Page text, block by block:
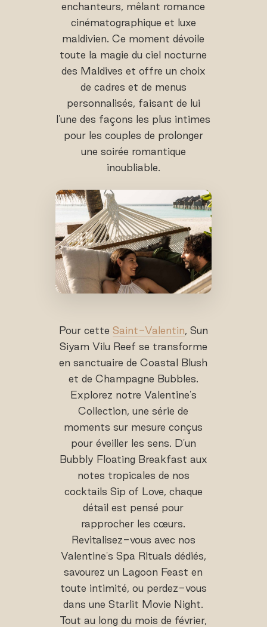
enchanteurs, mêlant romance
cinématographique et luxe
maldivien. Ce moment dévoile
toute la magie du ciel nocturne
des Maldives et offre un choix
de cadres et de menus
personnalisés, faisant de lui
l'une des façons les plus intimes
pour les couples de prolonger
une soirée romantique
inoubliable.
Pour cette Saint-Valentin, Sun
Siyam Vilu Reef se transforme
en sanctuaire de Coastal Blush
et de Champagne Bubbles.
Explorez notre Valentine's
Collection, une série de
moments sur mesure conçus
pour éveiller les sens. D'un
Bubbly Floating Breakfast aux
notes tropicales de nos
cocktails Sip of Love, chaque
détail est pensé pour
rapprocher les cœurs.
Revitalisez-vous avec nos
Valentine's Spa Rituals dédiés,
savourez un Lagoon Feast en
toute intimité, ou perdez-vous
dans une Starlit Movie Night.
Tout au long du mois de février,